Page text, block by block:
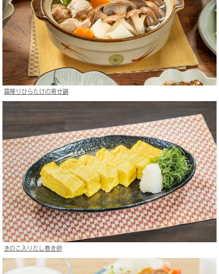
霜降りひらたけの寄せ鍋
きのこ入りだし巻き卵